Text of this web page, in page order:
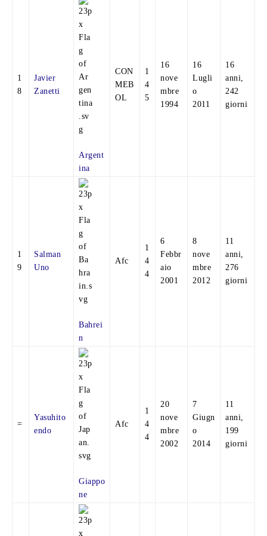
1
8
Javier
Zanetti
Argent
ina
CON
MEB
OL
1
4
5
16
nove
mbre
1994
16
Lugli
o
2011
16
anni,
242
giorni
1
9
Salman
Uno
Bahrei
n
Afc
1
4
4
6
Febbr
aio
2001
8
nove
mbre
2012
11
anni,
276
giorni
=
Yasuhito
endo
Giappo
ne
Afc
1
4
4
20
nove
mbre
2002
7
Giugn
o
2014
11
anni,
199
giorni